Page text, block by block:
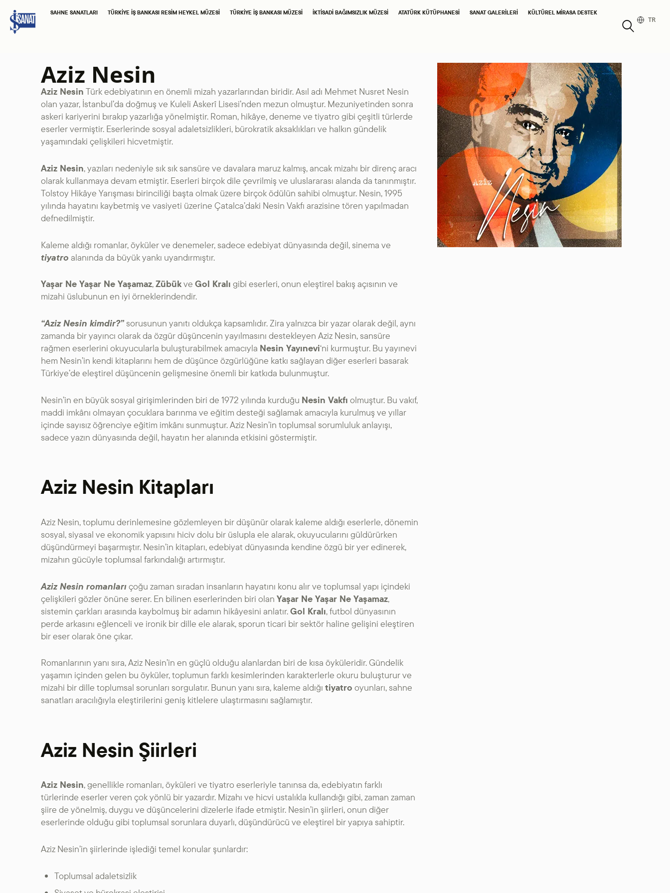
SAHNE SANATLARI TÜRKIYE İŞ BANKASI RESIM HEYKEL MÜZESI TÜRKIYE İŞ BANKASI MÜZESI İKTISADI BAĞIMSIZLIK MÜZESI ATATÜRK KÜTÜPHANESI SANAT GALERILERI KÜLTÜREL MIRASA DESTEK
TR
SAHNE SANATLARI
TÜRKIYE İŞ BANKASI
MÜZESI
MÜZESI
ATATÜRK
KÜTÜPHANESI
SANAT GALERILERI
DESTEK
Aziz Nesin
Aziz Nesin Türk edebiyatının en önemli mizah yazarlarından biridir. Asıl adı Mehmet Nusret Nesin
olan yazar, İstanbul’da doğmuş ve Kuleli Askerî Lisesi’nden mezun olmuştur. Mezuniyetinden sonra
askeri kariyerini bırakıp yazarlığa yönelmiştir. Roman, hikâye, deneme ve tiyatro gibi çeşitli türlerde
eserler vermiştir. Eserlerinde sosyal adaletsizlikleri, bürokratik aksaklıkları ve halkın gündelik
yaşamındaki çelişkileri hicvetmiştir.
Aziz Nesin, yazıları nedeniyle sık sık sansüre ve davalara maruz kalmış, ancak mizahı bir direnç aracı
olarak kullanmaya devam etmiştir. Eserleri birçok dile çevrilmiş ve uluslararası alanda da tanınmıştır.
Tolstoy Hikâye Yarışması birinciliği başta olmak üzere birçok ödülün sahibi olmuştur. Nesin, 1995
yılında hayatını kaybetmiş ve vasiyeti üzerine Çatalca’daki Nesin Vakfı arazisine tören yapılmadan
defnedilmiştir.
Kaleme aldığı romanlar, öyküler ve denemeler, sadece edebiyat dünyasında değil, sinema ve
tiyatro alanında da büyük yankı uyandırmıştır.
Yaşar Ne Yaşar Ne Yaşamaz,Zübükve Gol Kralı gibi eserleri, onun eleştirel bakış açısının ve
mizahi üslubunun en iyi örneklerindendir.
“Aziz Nesin kimdir?”sorusunun yanıtı oldukça kapsamlıdır. Zira yalnızca bir yazar olarak değil, aynı
zamanda bir yayıncı olarak da özgür düşüncenin yayılmasını destekleyen Aziz Nesin, sansüre
rağmen eserlerini okuyucularla buluşturabilmek amacıyla Nesin Yayınevi‘ni kurmuştur. Bu yayınevi
hem Nesin’in kendi kitaplarını hem de düşünce özgürlüğüne katkı sağlayan diğer eserleri basarak
Türkiye’de eleştirel düşüncenin gelişmesine önemli bir katkıda bulunmuştur.
Nesin’in en büyük sosyal girişimlerinden biri de 1972 yılında kurduğu Nesin Vakfı olmuştur. Bu vakıf,
maddi imkânı olmayan çocuklara barınma ve eğitim desteği sağlamak amacıyla kurulmuş ve yıllar
içinde sayısız öğrenciye eğitim imkânı sunmuştur. Aziz Nesin’in toplumsal sorumluluk anlayışı,
sadece yazın dünyasında değil, hayatın her alanında etkisini göstermiştir.
Aziz Nesin Kitapları
Aziz Nesin, toplumu derinlemesine gözlemleyen bir düşünür olarak kaleme aldığı eserlerle, dönemin
sosyal, siyasal ve ekonomik yapısını hiciv dolu bir üslupla ele alarak, okuyucularını güldürürken
düşündürmeyi başarmıştır. Nesin’in kitapları, edebiyat dünyasında kendine özgü bir yer edinerek,
mizahın gücüyle toplumsal farkındalığı artırmıştır.
Aziz Nesin romanlarıçoğu zaman sıradan insanların hayatını konu alır ve toplumsal yapı içindeki
çelişkileri gözler önüne serer. En bilinen eserlerinden biri olan Yaşar Ne Yaşar Ne Yaşamaz,
sistemin çarkları arasında kaybolmuş bir adamın hikâyesini anlatır.Gol Kralı, futbol dünyasının
perde arkasını eğlenceli ve ironik bir dille ele alarak, sporun ticari bir sektör haline gelişini eleştiren
bir eser olarak öne çıkar.
Romanlarının yanı sıra, Aziz Nesin’in en güçlü olduğu alanlardan biri de kısa öyküleridir. Gündelik
yaşamın içinden gelen bu öyküler, toplumun farklı kesimlerinden karakterlerle okuru buluşturur ve
mizahi bir dille toplumsal sorunları sorgulatır. Bunun yanı sıra, kaleme aldığı tiyatro oyunları, sahne
sanatları aracılığıyla eleştirilerini geniş kitlelere ulaştırmasını sağlamıştır.
Aziz Nesin Şiirleri
Aziz Nesin, genellikle romanları, öyküleri ve tiyatro eserleriyle tanınsa da, edebiyatın farklı
türlerinde eserler veren çok yönlü bir yazardır. Mizahı ve hicvi ustalıkla kullandığı gibi, zaman zaman
şiire de yönelmiş, duygu ve düşüncelerini dizelerle ifade etmiştir. Nesin’in şiirleri, onun diğer
eserlerinde olduğu gibi toplumsal sorunlara duyarlı, düşündürücü ve eleştirel bir yapıya sahiptir.
Aziz Nesin’in şiirlerinde işlediği temel konular şunlardır:
Toplumsal adaletsizlik